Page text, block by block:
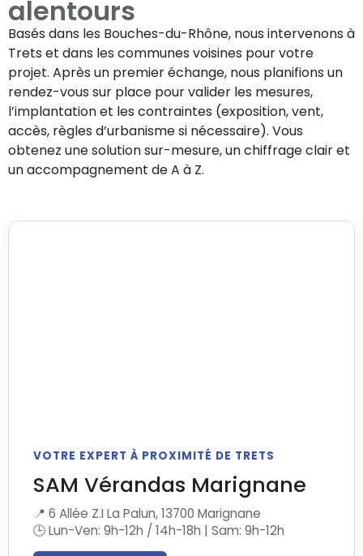
alentours
Basés dans les Bouches-du-Rhône, nous intervenons à
Trets et dans les communes voisines pour votre
projet. Après un premier échange, nous planifions un
rendez-vous sur place pour valider les mesures,
l’implantation et les contraintes (exposition, vent,
accès, règles d’urbanisme si nécessaire). Vous
obtenez une solution sur-mesure, un chiffrage clair et
un accompagnement de A à Z.
VOTRE EXPERT À PROXIMITÉ DE TRETS
SAM Vérandas Marignane
📍 6 Allée Z.I La Palun, 13700 Marignane
🕒 Lun-Ven: 9h-12h / 14h-18h | Sam: 9h-12h